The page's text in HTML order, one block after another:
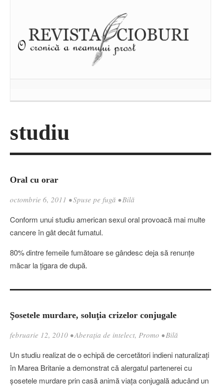
studiu
Oral cu orar
octombrie 6, 2011 •Spuse pe fugă •Bilă
Conform unui studiu american sexul oral provoacă mai multe
cancere în gât decât fumatul.
80% dintre femeile fumătoare se gândesc deja să renunţe
măcar la ţigara de după.
Şosetele murdare, soluţia crizelor conjugale
februarie 12, 2010 •Aberația de intelect, Promo •Bilă
Un studiu realizat de o echipă de cercetători indieni naturalizaţi
în Marea Britanie a demonstrat că alergatul partenerei cu
şosetele murdare prin casă animă viaţa conjugală aducând un